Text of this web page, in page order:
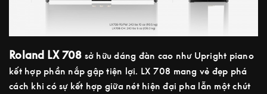
Roland LX 708 sở hữu dáng đàn cao như Upright piano
kết hợp phần nắp gập tiện lợi. LX 708 mang vẻ đẹp phá
cách khi có sự kết hợp giữa nét hiện đại pha lẫn một chút